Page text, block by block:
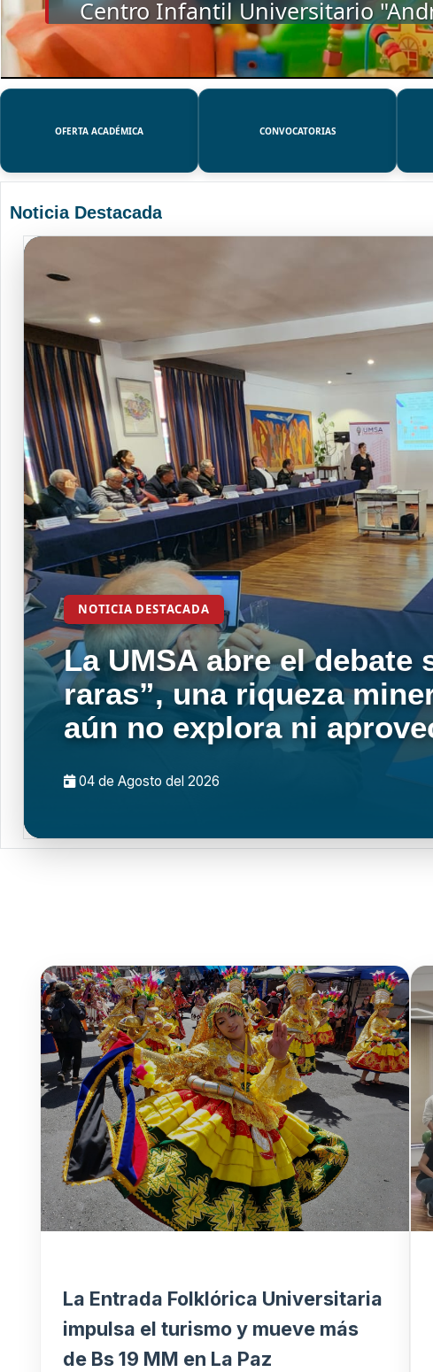
SSUE
OFERTA ACADÉMICA CONVOCATORIAS
Noticia Destacada
NOTICIA DESTACADA
La UMSA abre el debate
raras”, una riqueza
aún no explora ni
04 de Agosto del 2026
La Entrada Folklórica Universitaria
impulsa el turismo y mueve más
de Bs 19 MM en La Paz